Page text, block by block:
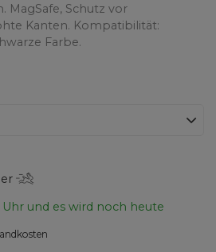
MagSafe, Schutz vor
Kanten. Kompatibilität:
Farbe.
Uhr und es wird noch heute